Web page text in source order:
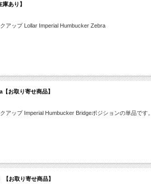
あり】
アップ Lollar Imperial Humbucker Zebra
お取り寄せ商品】
アップ Imperial Humbucker Bridgeポジションの単品です。
お取り寄せ商品】